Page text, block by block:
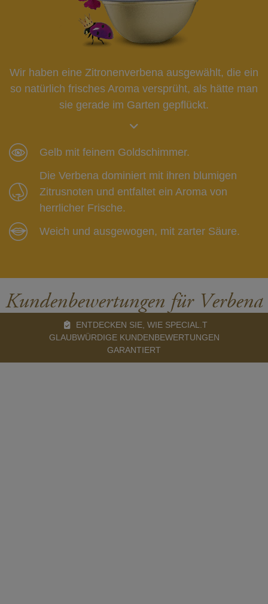
Wir haben eine Zitronenverbena ausgewählt, die ein
so natürlich frisches Aroma versprüht, als hätte man
sie gerade im Garten gepflückt.
Gelb mit feinem Goldschimmer.
Die Verbena dominiert mit ihren blumigen
Zitrusnoten und entfaltet ein Aroma von
herrlicher Frische.
Weich und ausgewogen, mit zarter Säure.
Kundenbewertungen für Verbena
ENTDECKEN SIE, WIE SPECIAL.T
GLAUBWÜRDIGE KUNDENBEWERTUNGEN
GARANTIERT